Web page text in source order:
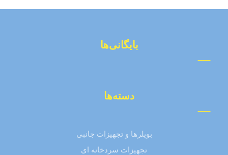
بایگانی‌ها
دسته‌ها
بویلرها و تجهیزات جانبی
تجهیزات سردخانه ای